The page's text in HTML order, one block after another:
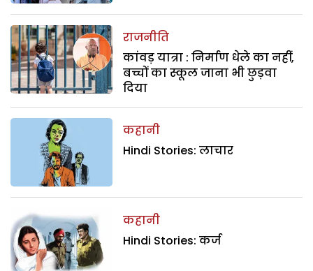
राजनीति
कांवड़ यात्रा : निर्माण धेले का नहीं,
बच्चों का स्कूल जाना भी छुड़वा
दिया
कहानी
Hindi Stories: लाचार
कहानी
Hindi Stories: कर्ज